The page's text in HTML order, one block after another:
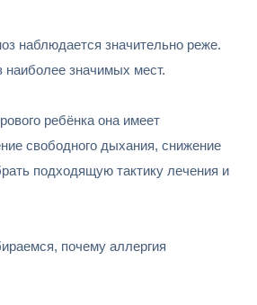
наблюдается значительно реже.
наиболее значимых мест.
ребёнка она имеет
свободного дыхания, снижение
подходящую тактику лечения и
почему аллергия